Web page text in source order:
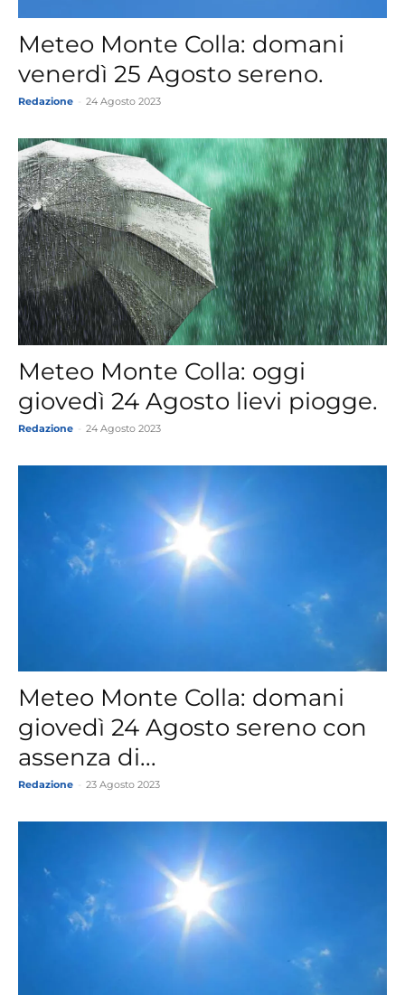
Meteo Monte Colla: domani
venerdì 25 Agosto sereno.
Redazione 24 Agosto 2023
Meteo Monte Colla: oggi
giovedì 24 Agosto lievi piogge.
Redazione 24 Agosto 2023
Meteo Monte Colla: domani
giovedì 24 Agosto sereno con
assenza di...
Redazione 23 Agosto 2023